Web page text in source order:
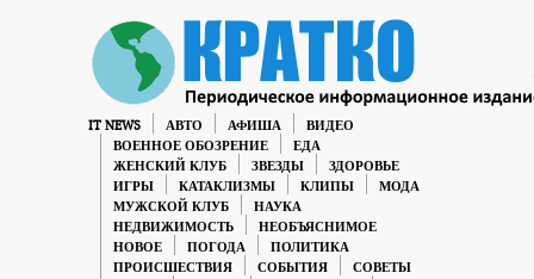
IT NEWS АВТО АФИША
ВИДЕО
ВОЕННОЕ ОБОЗРЕНИЕ
ЕДА
ЖЕНСКИЙ КЛУБ
ЗВЕЗДЫ
ЗДОРОВЬЕ
ИГРЫ
КАТАКЛИЗМЫ КЛИПЫ
МОДА
МУЖСКОЙ КЛУБ
НАУКА
НЕДВИЖИМОСТЬ
НЕОБЪЯСНИМОЕ
НОВОЕ
ПОГОДА
ПОЛИТИКА
ПРОИСШЕСТВИЯ
СОБЫТИЯ
СОВЕТЫ